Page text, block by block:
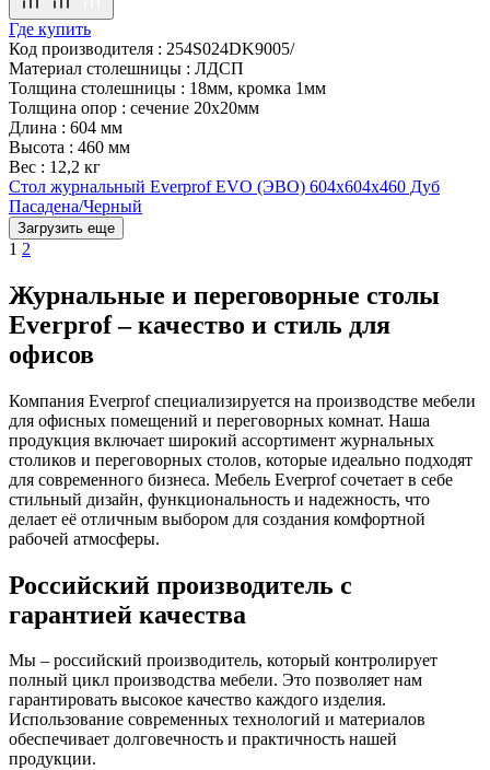
Где купить
Код производителя : 254S024DK9005/
Материал столешницы : ЛДСП
Толщина столешницы : 18мм, кромка 1мм
Толщина опор : сечение 20х20мм
Длина : 604 мм
Высота : 460 мм
Вес : 12,2 кг
Стол журнальный Everprof EVO (ЭВО) 604х604х460 Дуб
Пасадена/Черный
Загрузить еще
1 2
Журнальные и переговорные столы
Everprof – качество и стиль для
офисов
Компания Everprof специализируется на производстве мебели
для офисных помещений и переговорных комнат. Наша
продукция включает широкий ассортимент журнальных
столиков и переговорных столов, которые идеально подходят
для современного бизнеса. Мебель Everprof сочетает в себе
стильный дизайн, функциональность и надежность, что
делает её отличным выбором для создания комфортной
рабочей атмосферы.
Российский производитель с
гарантией качества
Мы – российский производитель, который контролирует
полный цикл производства мебели. Это позволяет нам
гарантировать высокое качество каждого изделия.
Использование современных технологий и материалов
обеспечивает долговечность и практичность нашей
продукции.